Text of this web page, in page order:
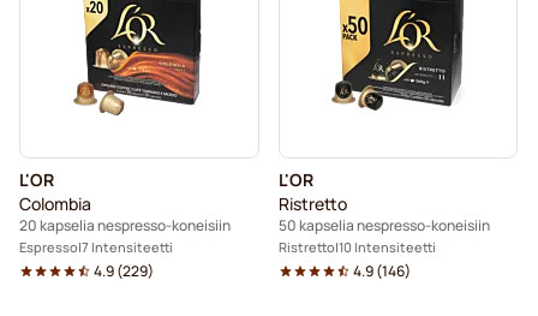
L'OR
Colombia
20 kapselia nespresso-koneisiin
Espresso 7 Intensiteetti
4.9(229)
L'OR
Ristretto
50 kapselia nespresso-koneisiin
Ristretto 10 Intensiteetti
4.9(146)